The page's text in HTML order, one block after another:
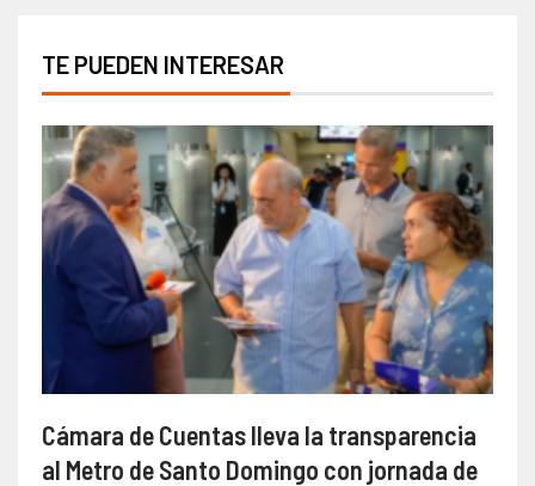
TE PUEDEN INTERESAR
Cámara de Cuentas lleva la transparencia
al Metro de Santo Domingo con jornada de